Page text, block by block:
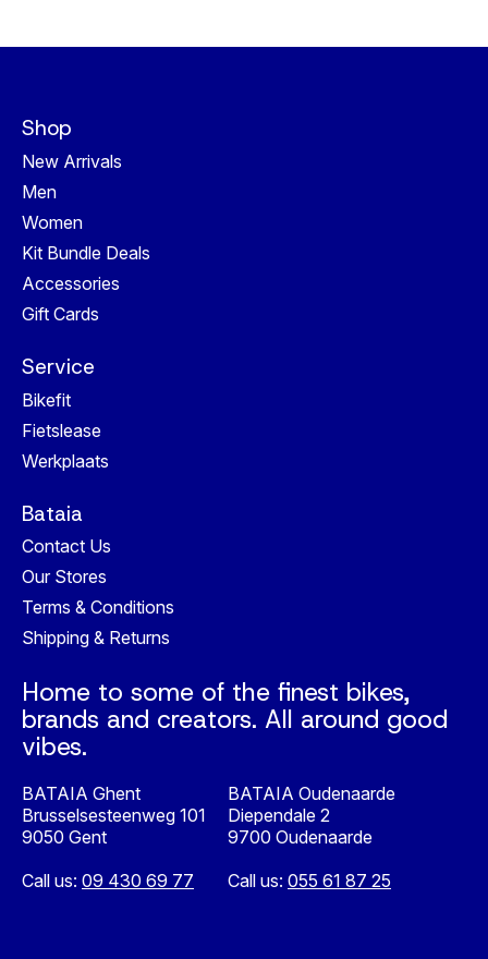
Shop
New Arrivals
Men
Women
Kit Bundle Deals
Accessories
Gift Cards
Service
Bikefit
Fietslease
Werkplaats
Bataia
Contact Us
Our Stores
Terms & Conditions
Shipping & Returns
Home to some of the finest bikes,
brands and creators. All around good
vibes.
BATAIA Ghent
Brusselsesteenweg 101
9050 Gent
Call us: 09 430 69 77
BATAIA Oudenaarde
Diependale 2
9700 Oudenaarde
Call us: 055 61 87 25
Nederlands